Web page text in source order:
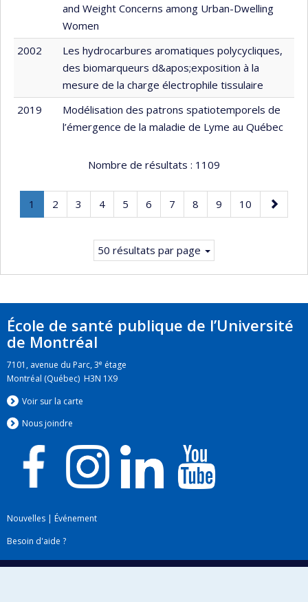
and Weight Concerns among Urban-Dwelling
Women
2002
Les hydrocarbures aromatiques polycycliques,
des biomarqueurs d&apos;exposition à la
mesure de la charge électrophile tissulaire
2019
Modélisation des patrons spatiotemporels de
l’émergence de la maladie de Lyme au Québec
Nombre de résultats : 1109
Page
1
Page
Page
2 Page
3 Page
4 Page
5 Page
6 Page
7 Page
8 Page
9 Page
10
Page
suivante
50 résultats par page
École de santé publique de l’Université
de Montréal
7101, avenue du Parc, 3e étage
Montréal (Québec) H3N 1X9
Voir sur la carte
Nous joindre
Nouvelles | Événement
Besoin d'aide ?
Plan du site|Accessibilité